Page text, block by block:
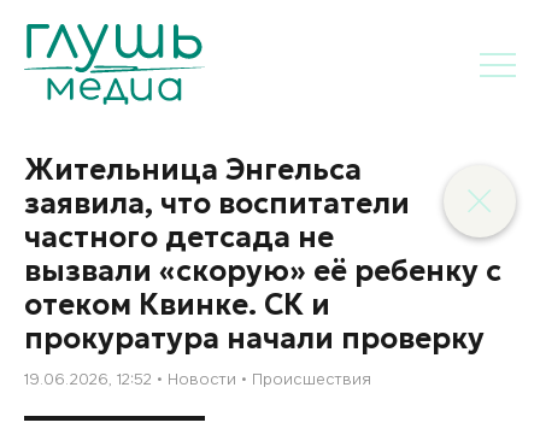
Жительница Энгельса
заявила, что воспитатели
частного детсада не
вызвали «скорую» её ребенку с
отеком Квинке. СК и
прокуратура начали проверку
19.06.2026, 12:52 Новости Происшествия